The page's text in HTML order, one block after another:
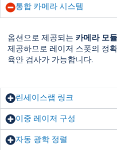
통합 카메라 시스템
옵션으로 제공되는 카메라 모
제공하므로 레이저 스폿의 정
육안 검사가 가능합니다.
린세이스랩 링크
이중 레이저 구성
자동 광학 정렬